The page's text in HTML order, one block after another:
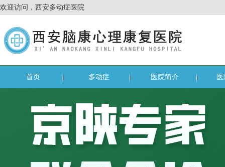
欢迎访问，西安多动症医院
首页 多动症 医院简介